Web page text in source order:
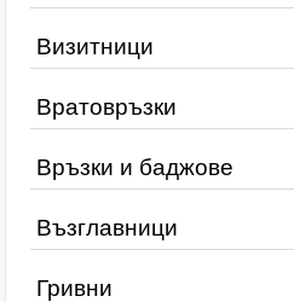
Визитници
Вратовръзки
Връзки и баджове
Възглавници
Гривни